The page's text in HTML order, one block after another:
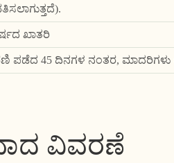
ಖಾತರಿ
ಪಡೆದ 45 ದಿನಗಳ ನಂತರ, ಮಾದರಿಗಳು
ವಿವರಣೆ